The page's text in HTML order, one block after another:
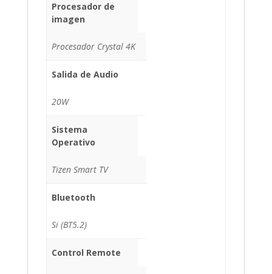
Procesador de
imagen
Procesador Crystal 4K
Salida de Audio
20W
Sistema
Operativo
Tizen Smart TV
Bluetooth
Si (BT5.2)
Control Remote